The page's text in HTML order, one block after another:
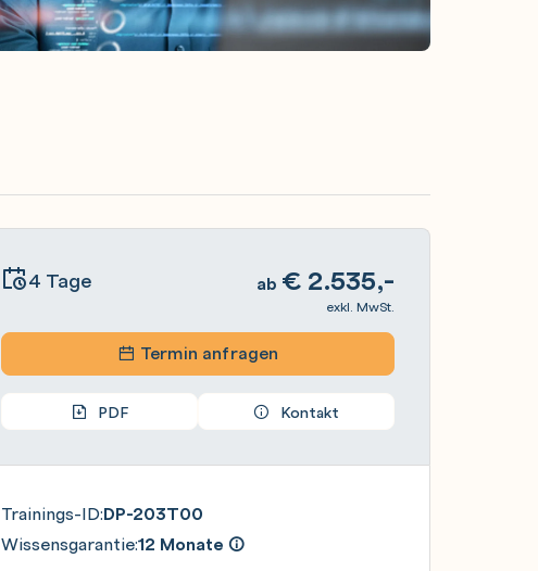
4 Tage ab € 2.535,-
exkl. MwSt.
Termin anfragen
PDF Kontakt
Trainings-ID:DP-203T00
Wissensgarantie:12 Monate